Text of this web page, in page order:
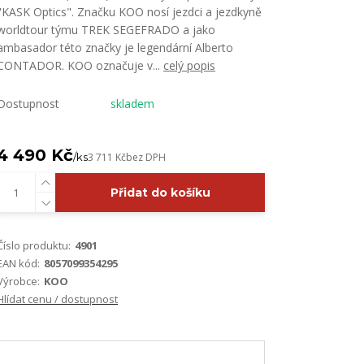
Optics". Značku KOO nosí jezdci a jezdkyně
týmu TREK SEGEFRADO a jako
této značky je legendární Alberto
KOO označuje v... celý popis
skladem
490 Kč/ks3 711 Kčbez DPH
Přidat do košíku
produktu: 4901
kód: 8057099354295
KOO
cenu / dostupnost